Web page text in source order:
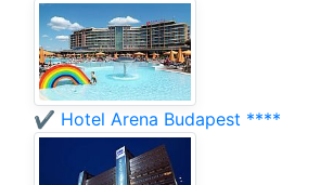
✔️ Hotel Arena Budapest ****